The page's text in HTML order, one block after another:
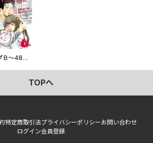
タイプＢ～48時間後、致死率100％～【単話】
TOPへ
特定商取引法プライバシーポリシーお問い合わせ
ログイン会員登録